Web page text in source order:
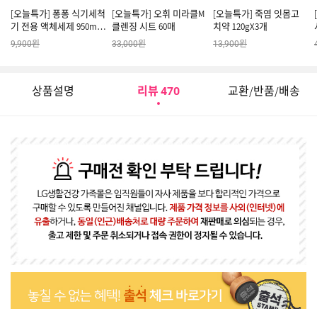
[오늘특가] 퐁퐁 식기세척
기 전용 액체세제 950ml x
1개
9,900원
[오늘특가] 오휘 미라클M
클렌징 시트 60매
33,000원
[오늘특가] 죽염 잇몸고
치약 120gX3개
13,900원
상품설명 리뷰 470 교환/반품/배송